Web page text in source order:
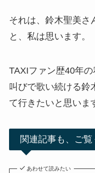
それは、鈴木聖美さ
と、私は思います。
TAXIファン歴40年
叫びで歌い続ける鈴
て行きたいと思いま
関連記事も、ご覧
あわせて読みたい